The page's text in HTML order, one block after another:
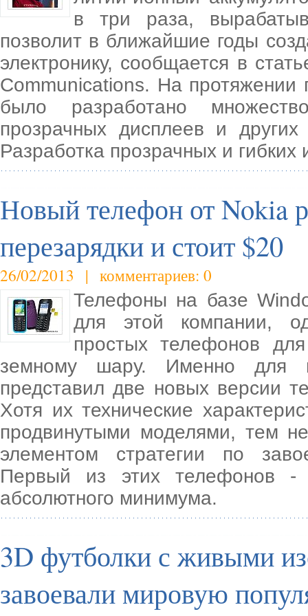
в три раза,
позволит в ближайшие годы
электронику, сообщается в
Communications. На протяжении
было разработано
прозрачных дисплеев и
Разработка прозрачных и гибких
Новый телефон от Nokia
перезарядки и стоит $20
26/02/2013 | комментариев: 0
Телефоны на базе
для этой компании,
простых телефонов
земному шару. Именно для
представил две новых версии
Хотя их технические
продвинутыми моделями, тем
элементом стратегии по
Первый из этих телефонов
абсолютного минимума.
3D футболки с живыми
завоевали мировую